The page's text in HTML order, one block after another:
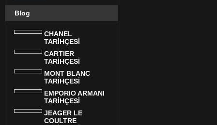
Blog
CHANEL
TARİHÇESİ
CARTIER
TARİHÇESİ
MONT BLANC
TARİHÇESİ
EMPORIO ARMANI
TARİHÇESİ
JEAGER LE
COULTRE